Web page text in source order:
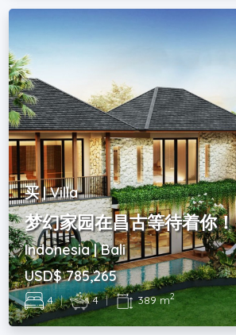
买 | Villa
梦幻家园在昌古等待着你！
Indonesia | Bali
USD$ 785,265
4 | 4 | 389 m2